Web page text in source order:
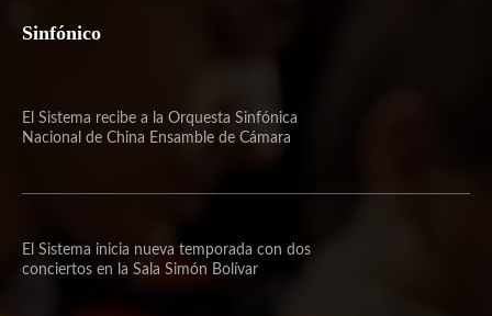
Sinfónico
El Sistema recibe a la Orquesta Sinfónica
Nacional de China Ensamble de Cámara
El Sistema inicia nueva temporada con dos
conciertos en la Sala Simón Bolívar